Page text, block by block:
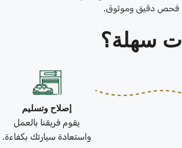
فحص دقيق وموثوق.
إصلاح وتسليم
يقوم فريقنا بالعمل
واستعادة سيارتك بكفاءة.